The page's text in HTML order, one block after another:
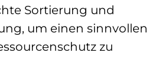
Sortierung und
um einen sinnvollen
zu